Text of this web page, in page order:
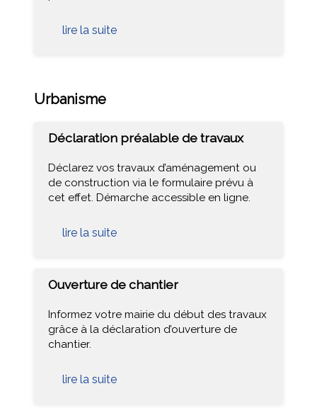
lire la suite
Urbanisme
Déclaration préalable de travaux
Déclarez vos travaux d’aménagement ou
de construction via le formulaire prévu à
cet effet. Démarche accessible en ligne.
lire la suite
Ouverture de chantier
Informez votre mairie du début des travaux
grâce à la déclaration d’ouverture de
chantier.
lire la suite